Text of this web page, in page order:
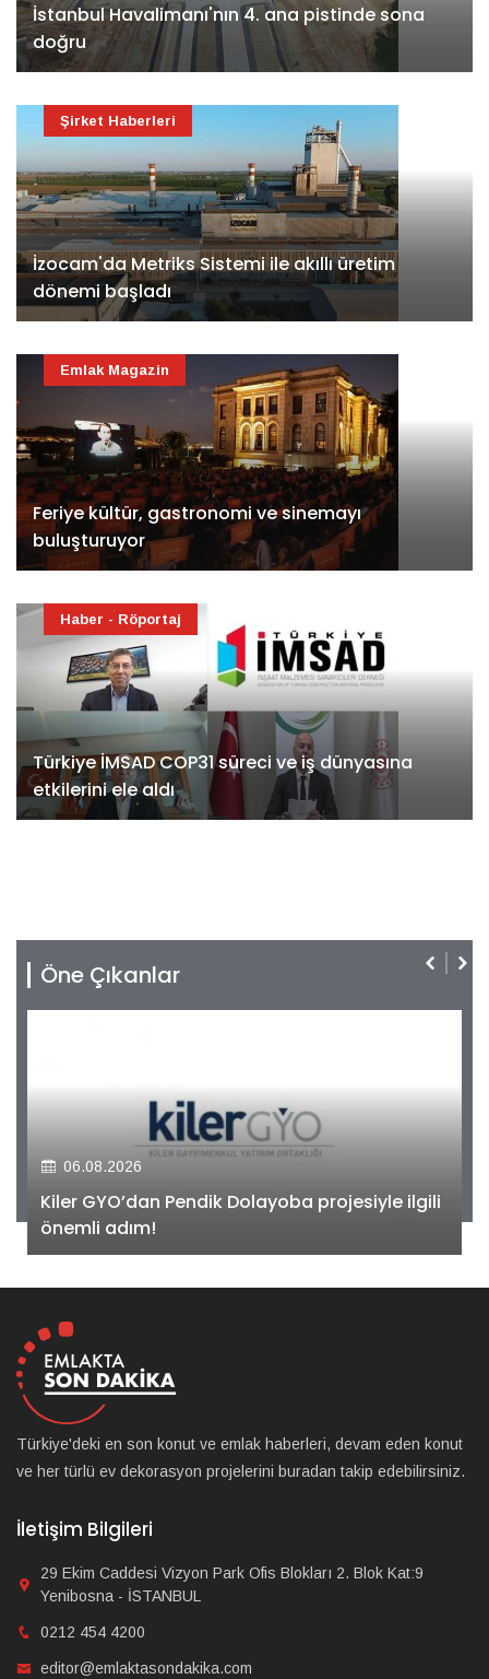
İstanbul Havalimanı'nın 4. ana pistinde sona
doğru
İzocam'da Metriks Sistemi ile akıllı üretim
dönemi başladı
Şirket Haberleri
Feriye kültür, gastronomi ve sinemayı
buluşturuyor
Emlak Magazin
Türkiye İMSAD COP31 süreci ve iş dünyasına
etkilerini ele aldı
Haber - Röportaj
Öne Çıkanlar
06.08.2026
Kiler GYO’dan Pendik Dolayoba projesiyle ilgili
önemli adım!
Türkiye'deki en son konut ve emlak haberleri, devam eden konut
ve her türlü ev dekorasyon projelerini buradan takip edebilirsiniz.
İletişim Bilgileri
29 Ekim Caddesi Vizyon Park Ofis Blokları 2. Blok Kat:9
Yenibosna - İSTANBUL
0212 454 4200
editor@emlaktasondakika.com